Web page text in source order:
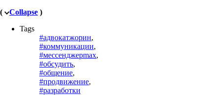
(
Collapse )
Tags
#адвокатжорин,
#коммуникации,
#мессенджерmax,
#обсудить,
#общение,
#продвижение,
#разработки